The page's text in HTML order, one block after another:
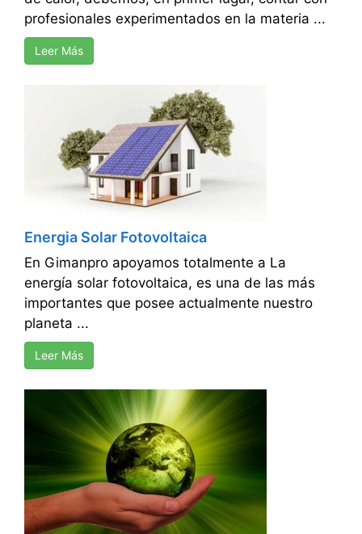
profesionales experimentados en la materia ...
Leer Más
Energia Solar Fotovoltaica
En Gimanpro apoyamos totalmente a La
energía solar fotovoltaica, es una de las más
importantes que posee actualmente nuestro
planeta ...
Leer Más